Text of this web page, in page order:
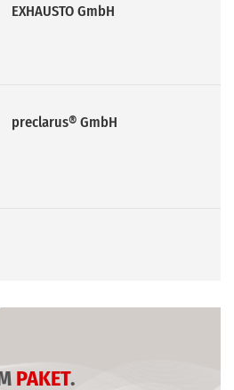
EXHAUSTO GmbH
preclarus® GmbH
PAKET.